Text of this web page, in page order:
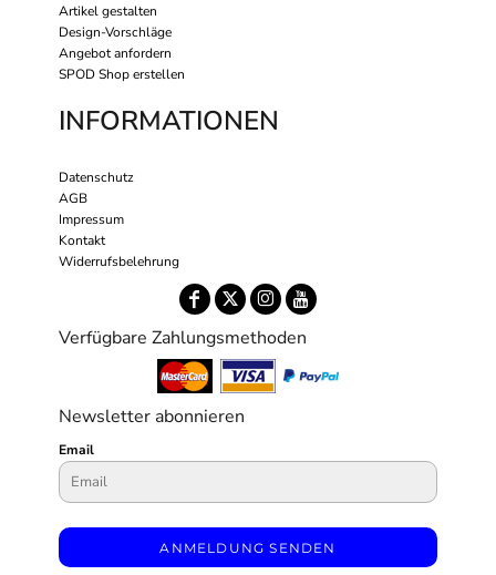
Artikel gestalten
Design-Vorschläge
Angebot anfordern
SPOD Shop erstellen
INFORMATIONEN
Datenschutz
AGB
Impressum
Kontakt
Widerrufsbelehrung
Verfügbare Zahlungsmethoden
Newsletter abonnieren
Email
ANMELDUNG SENDEN